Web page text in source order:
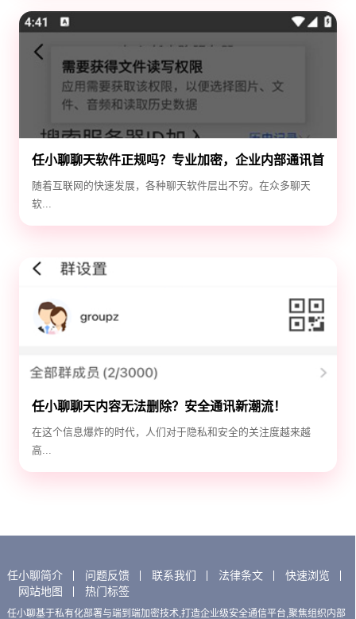
任小聊聊天软件正规吗？专业加密，企业内部通讯首
选！
随着互联网的快速发展，各种聊天软件层出不穷。在众多聊天
软...
任小聊聊天内容无法删除？安全通讯新潮流！
在这个信息爆炸的时代，人们对于隐私和安全的关注度越来越
高...
任小聊简介 问题反馈 联系我们 法律条文
快速浏览
网站地图
热门标签
任小聊基于私有化部署与端到端加密技术,打造企业级安全通信平台,聚焦组织内部